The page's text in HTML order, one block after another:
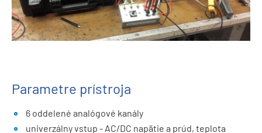
Parametre prístroja
6 oddelené analógové kanály
univerzálny vstup - AC/DC napätie a prúd, teplota